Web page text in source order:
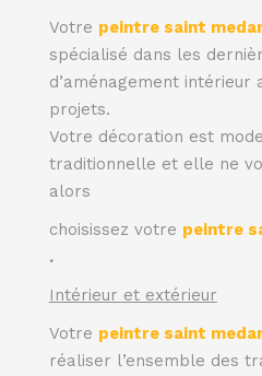
Votre peintre saint
spécialisé dans les
d’aménagement intérieur
projets.
Votre décoration est
traditionnelle et elle ne
alors
choisissez votre peintre
.
Intérieur et extérieur
Votre peintre saint
réaliser l’ensemble des